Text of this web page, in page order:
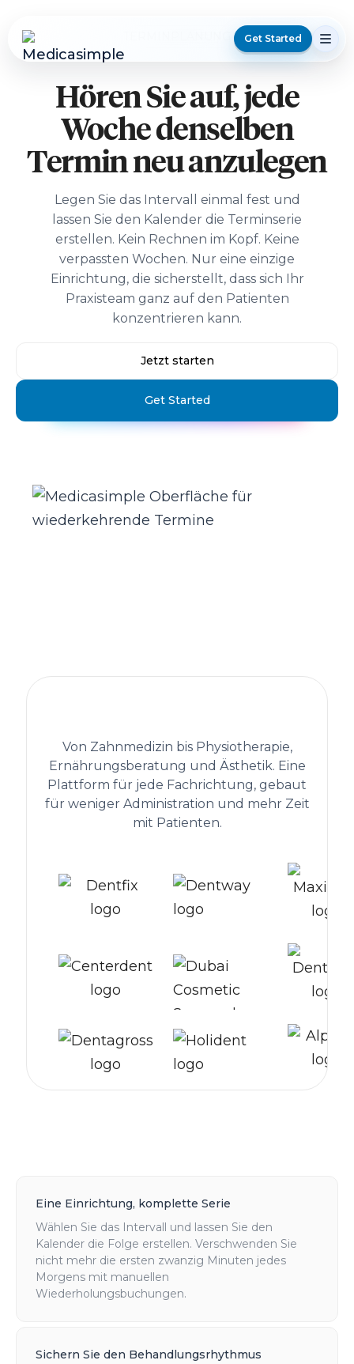
Get Started
Hören Sie auf, jede
Woche denselben
Termin neu anzulegen
Legen Sie das Intervall einmal fest und
lassen Sie den Kalender die Terminserie
erstellen. Kein Rechnen im Kopf. Keine
verpassten Wochen. Nur eine einzige
Einrichtung, die sicherstellt, dass sich Ihr
Praxisteam ganz auf den Patienten
konzentrieren kann.
Get Started
Jetzt starten
Von Zahnmedizin bis Physiotherapie,
Ernährungsberatung und Ästhetik. Eine
Plattform für jede Fachrichtung, gebaut
für weniger Administration und mehr Zeit
mit Patienten.
Eine Einrichtung, komplette Serie
Wählen Sie das Intervall und lassen Sie den
Kalender die Folge erstellen. Verschwenden Sie
nicht mehr die ersten zwanzig Minuten jedes
Morgens mit manuellen
Wiederholungsbuchungen.
Sichern Sie den Behandlungsrhythmus